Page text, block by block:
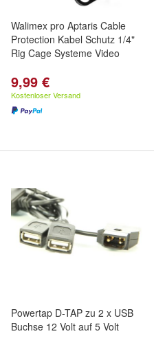
Walimex pro Aptaris Cable
Protection Kabel Schutz 1/4"
Rig Cage Systeme Video
9,99 €
Kostenloser Versand
Powertap D-TAP zu 2 x USB
Buchse 12 Volt auf 5 Volt